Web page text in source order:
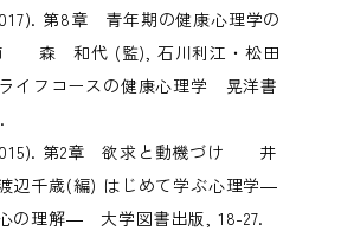
第8章 青年期の健康心理学の
森 和代 (監), 石川利江・松田
イフコースの健康心理学 晃洋書
第2章 欲求と動機づけ 井
辺千歳(編) はじめて学ぶ心理学―
の理解― 大学図書出版, 18-27.